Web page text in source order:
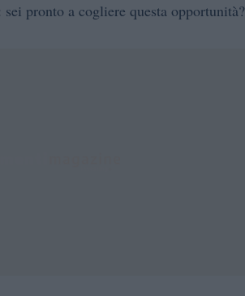
pronto a cogliere questa opportunità?